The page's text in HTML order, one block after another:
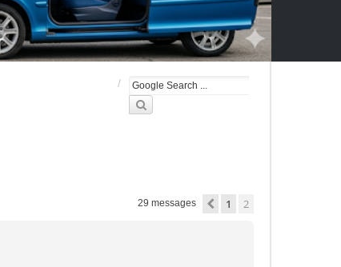
29 messages Précédente
1 2